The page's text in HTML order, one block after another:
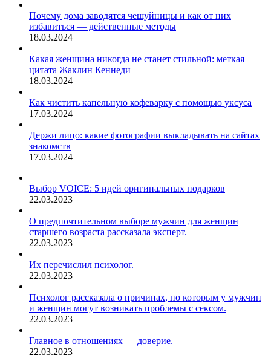
Почему дома заводятся чешуйницы и как от них
избавиться — действенные методы
18.03.2024
Какая женщина никогда не станет стильной: меткая
цитата Жаклин Кеннеди
18.03.2024
Как чистить капельную кофеварку с помощью уксуса
17.03.2024
Держи лицо: какие фотографии выкладывать на сайтах
знакомств
17.03.2024
Выбор VOICE: 5 идей оригинальных подарков
22.03.2023
О предпочтительном выборе мужчин для женщин
старшего возраста рассказала эксперт.
22.03.2023
Их перечислил психолог.
22.03.2023
Психолог рассказала о причинах, по которым у мужчин
и женщин могут возникать проблемы с сексом.
22.03.2023
Главное в отношениях — доверие.
22.03.2023